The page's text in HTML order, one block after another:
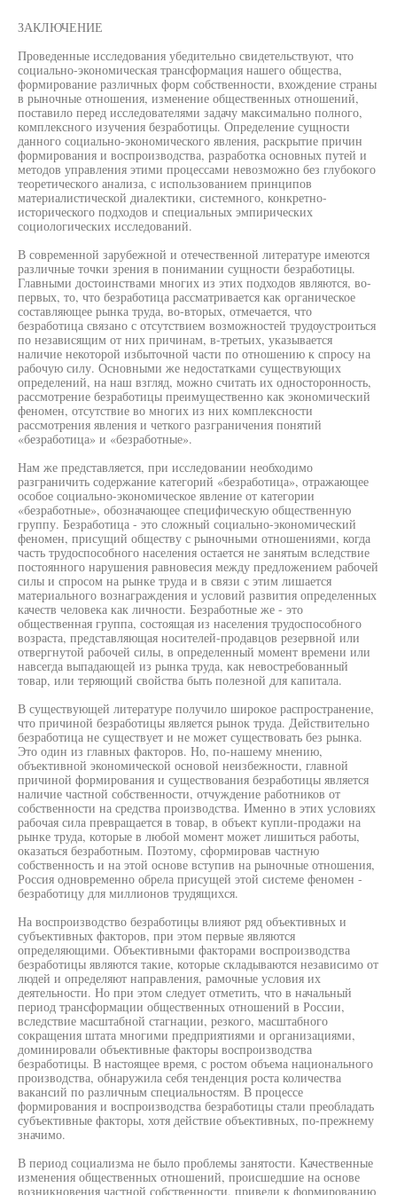
ЗАКЛЮЧЕНИЕ
Проведенные исследования убедительно свидетельствуют, что
социально-экономическая трансформация нашего общества,
формирование различных форм собственности, вхождение страны
в рыночные отношения, изменение общественных отношений,
поставило перед исследователями задачу максимально полного,
комплексного изучения безработицы. Определение сущности
данного социально-экономического явления, раскрытие причин
формирования и воспроизводства, разработка основных путей и
методов управления этими процессами невозможно без глубокого
теоретического анализа, с использованием принципов
материалистической диалектики, системного, конкретно-
исторического подходов и специальных эмпирических
социологических исследований.
В современной зарубежной и отечественной литературе имеются
различные точки зрения в понимании сущности безработицы.
Главными достоинствами многих из этих подходов являются, во-
первых, то, что безработица рассматривается как органическое
составляющее рынка труда, во-вторых, отмечается, что
безработица связано с отсутствием возможностей трудоустроиться
по независящим от них причинам, в-третьих, указывается
наличие некоторой избыточной части по отношению к спросу на
рабочую силу. Основными же недостатками существующих
определений, на наш взгляд, можно считать их односторонность,
рассмотрение безработицы преимущественно как экономический
феномен, отсутствие во многих из них комплексности
рассмотрения явления и четкого разграничения понятий
«безработица» и «безработные».
Нам же представляется, при исследовании необходимо
разграничить содержание категорий «безработица», отражающее
особое социально-экономическое явление от категории
«безработные», обозначающее специфическую общественную
группу. Безработица - это сложный социально-экономический
феномен, присущий обществу с рыночными отношениями, когда
часть трудоспособного населения остается не занятым вследствие
постоянного нарушения равновесия между предложением рабочей
силы и спросом на рынке труда и в связи с этим лишается
материального вознаграждения и условий развития определенных
качеств человека как личности. Безработные же - это
общественная группа, состоящая из населения трудоспособного
возраста, представляющая носителей-продавцов резервной или
отвергнутой рабочей силы, в определенный момент времени или
навсегда выпадающей из рынка труда, как невостребованный
товар, или теряющий свойства быть полезной для капитала.
В существующей литературе получило широкое распространение,
что причиной безработицы является рынок труда. Действительно
безработица не существует и не может существовать без рынка.
Это один из главных факторов. Но, по-нашему мнению,
объективной экономической основой неизбежности, главной
причиной формирования и существования безработицы является
наличие частной собственности, отчуждение работников от
собственности на средства производства. Именно в этих условиях
рабочая сила превращается в товар, в объект купли-продажи на
рынке труда, которые в любой момент может лишиться работы,
оказаться безработным. Поэтому, сформировав частную
собственность и на этой основе вступив на рыночные отношения,
Россия одновременно обрела присущей этой системе феномен -
безработицу для миллионов трудящихся.
На воспроизводство безработицы влияют ряд объективных и
субъективных факторов, при этом первые являются
определяющими. Объективными факторами воспроизводства
безработицы являются такие, которые складываются независимо от
людей и определяют направления, рамочные условия их
деятельности. Но при этом следует отметить, что в начальный
период трансформации общественных отношений в России,
вследствие масштабной стагнации, резкого, масштабного
сокращения штата многими предприятиями и организациями,
доминировали объективные факторы воспроизводства
безработицы. В настоящее время, с ростом объема национального
производства, обнаружила себя тенденция роста количества
вакансий по различным специальностям. В процессе
формирования и воспроизводства безработицы стали преобладать
субъективные факторы, хотя действие объективных, по-прежнему
значимо.
В период социализма не было проблемы занятости. Качественные
изменения общественных отношений, происшедшие на основе
возникновения частной собственности, привели к формированию